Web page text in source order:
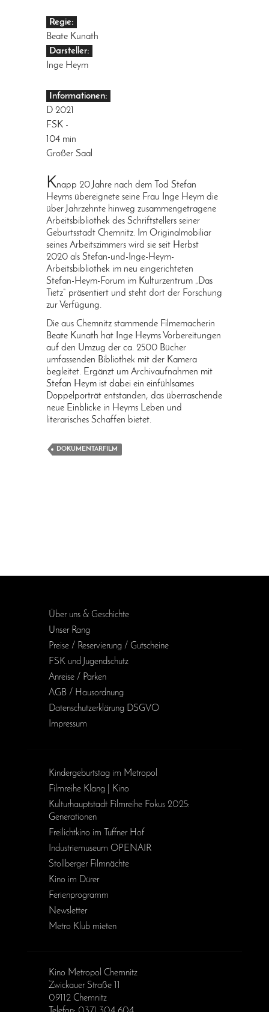
Regie:
Beate Kunath
Darsteller:
Inge Heym
Informationen:
D 2021
FSK -
104 min
Großer Saal
Knapp 20 Jahre nach dem Tod Stefan
Heyms übereignete seine Frau Inge Heym die
über Jahrzehnte hinweg zusammengetragene
Arbeitsbibliothek des Schriftstellers seiner
Geburtsstadt Chemnitz. Im Originalmobiliar
seines Arbeitszimmers wird sie seit Herbst
2020 als Stefan-und-Inge-Heym-
Arbeitsbibliothek im neu eingerichteten
Stefan-Heym-Forum im Kulturzentrum „Das
Tietz“ präsentiert und steht dort der Forschung
zur Verfügung.
Die aus Chemnitz stammende Filmemacherin
Beate Kunath hat Inge Heyms Vorbereitungen
auf den Umzug der ca. 2500 Bücher
umfassenden Bibliothek mit der Kamera
begleitet. Ergänzt um Archivaufnahmen mit
Stefan Heym ist dabei ein einfühlsames
Doppelporträt entstanden, das überraschende
neue Einblicke in Heyms Leben und
literarisches Schaffen bietet.
DOKUMENTARFILM
Über uns & Geschichte
Unser Rang
Preise / Reservierung / Gutscheine
FSK und Jugendschutz
Anreise / Parken
AGB / Haus­ordnung
Daten­schutz­erklärung DSGVO
Impressum
Kinder­geburts­tag im Metropol
Filmreihe Klang | Kino
Kulturhauptstadt Filmreihe Fokus 2025:
Generationen
Freilichtkino im Tuffner Hof
Industriemuseum OPENAIR
Stollberger Filmnächte
Kino im Dürer
Ferienprogramm
Newsletter
Metro Klub mieten
Kino Metropol Chemnitz
Zwickauer Straße 11
09112 Chemnitz